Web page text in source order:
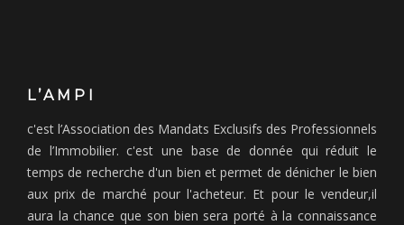
L’AMPI
c'est l’Association des Mandats Exclusifs des Professionnels
de l’Immobilier. c'est une base de donnée qui réduit le
temps de recherche d'un bien et permet de dénicher le bien
aux prix de marché pour l'acheteur. Et pour le vendeur,il
aura la chance que son bien sera porté à la connaissance